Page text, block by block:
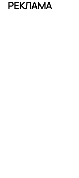
РЕКЛАМА